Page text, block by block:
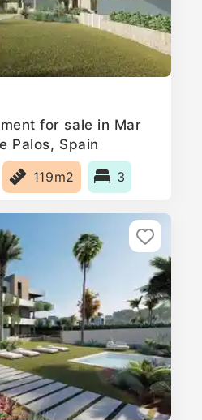
for sale in Mar
Palos, Spain
119m2 3